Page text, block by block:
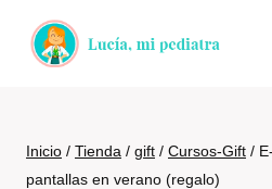
Inicio / Tienda / gift / Cursos-Gift /
pantallas en verano (regalo)